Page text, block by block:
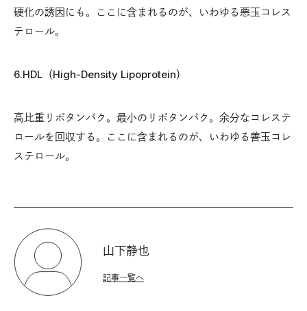
硬化の誘因にも。ここに含まれるのが、いわゆる悪玉コレス
テロール。
6.HDL（High-Density Lipoprotein）
高比重リポタンパク。最小のリポタンパク。余分なコレステ
ロールを回収する。ここに含まれるのが、いわゆる善玉コレ
ステロール。
山下静也
記事一覧へ